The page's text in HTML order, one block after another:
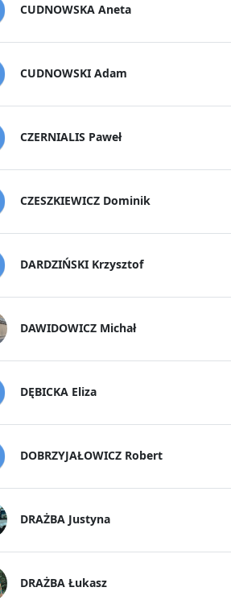
CUDNOWSKA Aneta
CUDNOWSKI Adam
CZERNIALIS Paweł
CZESZKIEWICZ Dominik
DARDZIŃSKI Krzysztof
DAWIDOWICZ Michał
DĘBICKA Eliza
DOBRZYJAŁOWICZ Robert
DRAŻBA Justyna
DRAŻBA Łukasz